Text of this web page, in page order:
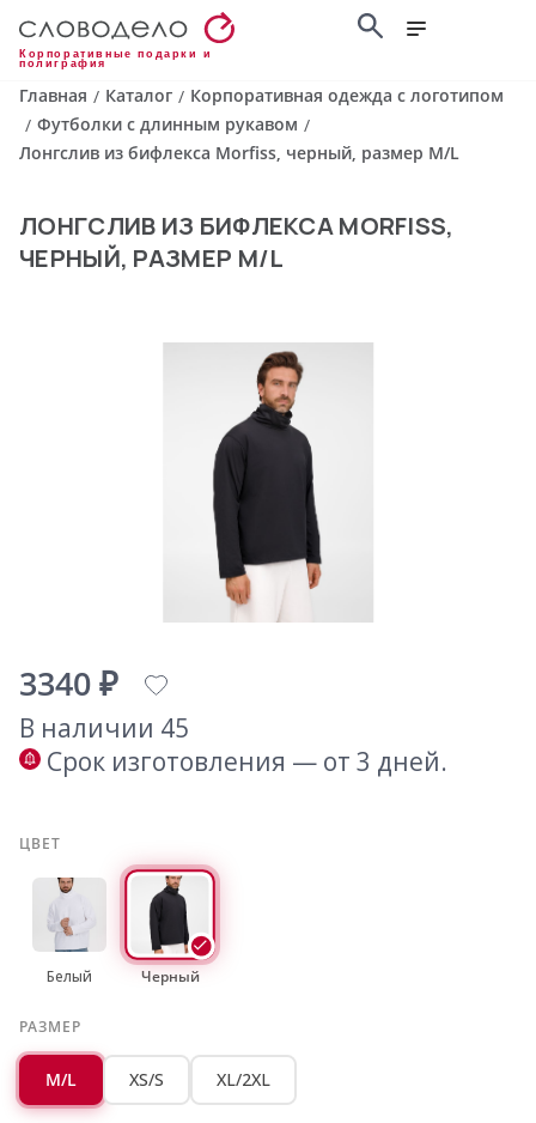
Корпоративные подарки и
полиграфия
Главная / Каталог / Корпоративная одежда с логотипом
/ Футболки с длинным рукавом /
Лонгслив из бифлекса Morfiss, черный, размер M/L
ЛОНГСЛИВ ИЗ БИФЛЕКСА MORFISS,
ЧЕРНЫЙ, РАЗМЕР M/L
3340 ₽
В наличии 45
Срок изготовления — от 3 дней.
ЦВЕТ
Белый Черный
РАЗМЕР
M/L XS/S XL/2XL